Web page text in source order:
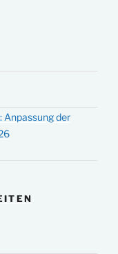
Anpassung der